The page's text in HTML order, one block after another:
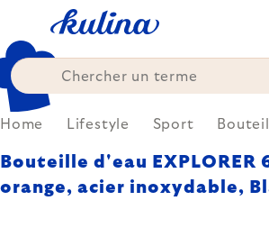
content
Home Lifestyle Sport
Bouteille d'eau EXPLORER
orange, acier inoxydable,